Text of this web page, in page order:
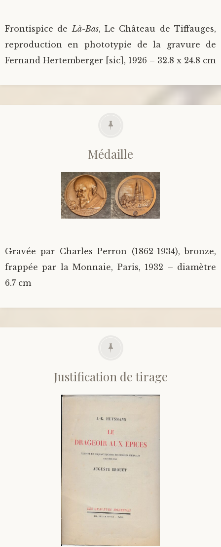
Frontispice de Là-Bas, Le Château de Tiffauges,
reproduction en phototypie de la gravure de
Fernand Hertemberger [sic], 1926 – 32.8 x 24.8 cm
Médaille
Gravée par Charles Perron (1862-1934), bronze,
frappée par la Monnaie, Paris, 1932 – diamètre
6.7 cm
Justification de tirage